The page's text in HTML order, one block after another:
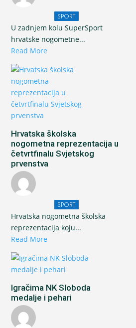
SPORT
U zadnjem kolu SuperSport
hrvatske nogometne...
Read More
Hrvatska školska
nogometna reprezentacija u
četvrtfinalu Svjetskog
prvenstva
SPORT
Hrvatska nogometna školska
reprezentacija koju...
Read More
Igračima NK Sloboda
medalje i pehari